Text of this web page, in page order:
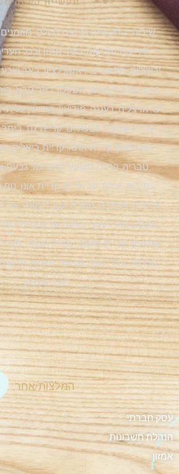
שירותי התעשייה נגישים לכולם,
לידיעות וחדשות בעיר חולון ובכל
ירושלים, תל אביב, ראשון לציון, באר
ברק, חולון, רמת גן, אשקלון, כפר סבא,
ים, הרצליה, רעננה, מודיעין, מודיעין
קריית שמונה, גבעתיים, קריית גת, ביתר
ראש העין, קריית אתא, קריית ביאליק,
טבריה, קריית מוצקין, נס ציונה,
נתיבות, אילת, קריית ים, קריית אונו,
אדומים, אופקים, טמרה, עכו, דימונה, אור
מונסון, באר יעקב, באקה אל גרבייה, כפר
שפרעם, קריית מלאכי, מגדל העמד,
הכרמל, ערד, נשר, מע'אר, מעלות
אור עקיבא
המלצות/אחר
עסק חברתי
הנהלת חשבונות
אמזון